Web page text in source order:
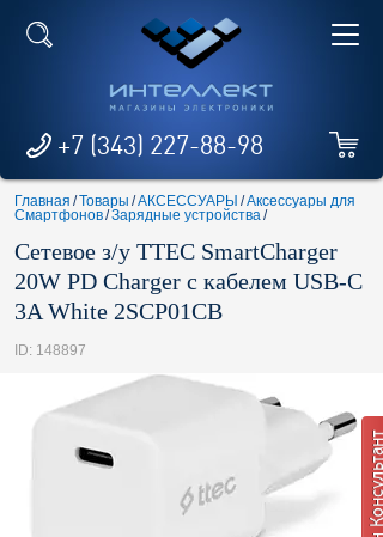
+7 (343) 227-88-98
Главная /Товары /АКСЕССУАРЫ /Аксессуары для
Смартфонов/Зарядные устройства/
Сетевое з/у TTEC SmartCharger
20W PD Charger c кабелем USB-C
3A White 2SCP01CB
ID: 148897